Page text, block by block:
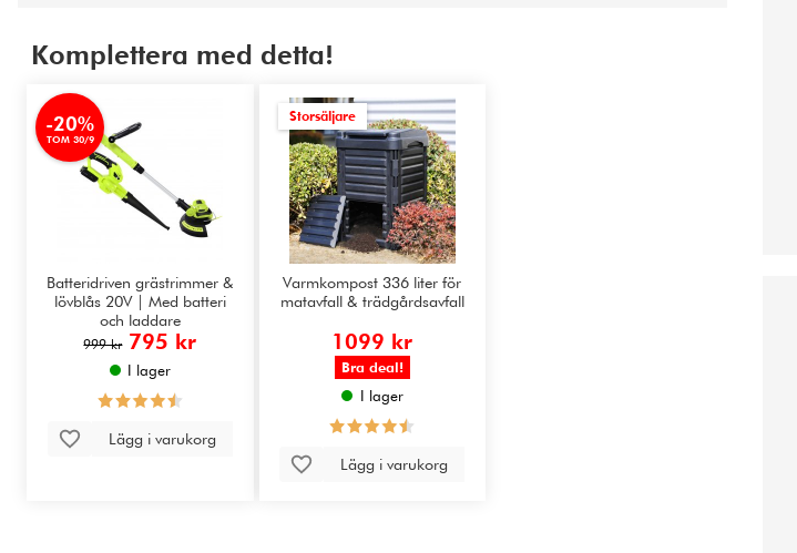
Komplettera med detta!
-20%
TOM 30/9
Batteridriven grästrimmer &
lövblås 20V | Med batteri
och laddare
999 kr 795 kr
I lager
Lägg i varukorg
Storsäljare
Varmkompost 336 liter för
matavfall & trädgårdsavfall
1099 kr
Bra deal!
I lager
Lägg i varukorg